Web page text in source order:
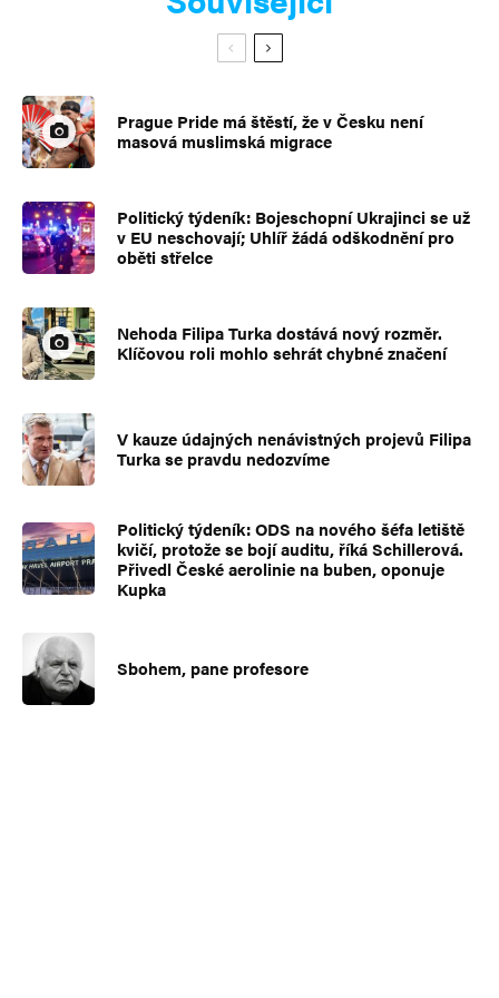
Prague Pride má štěstí, že v Česku není
masová muslimská migrace
Politický týdeník: Bojeschopní Ukrajinci se už
v EU neschovají; Uhlíř žádá odškodnění pro
oběti střelce
Nehoda Filipa Turka dostává nový rozměr.
Klíčovou roli mohlo sehrát chybné značení
V kauze údajných nenávistných projevů Filipa
Turka se pravdu nedozvíme
Politický týdeník: ODS na nového šéfa letiště
kvičí, protože se bojí auditu, říká Schillerová.
Přivedl České aerolinie na buben, oponuje
Kupka
Sbohem, pane profesore